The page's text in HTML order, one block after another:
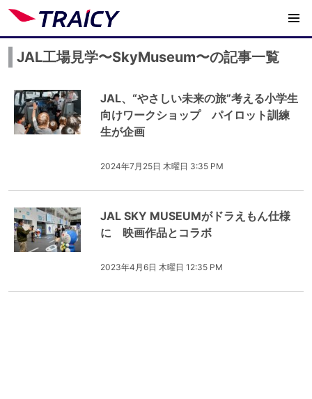
JAL工場見学〜SkyMuseum〜の記事一覧
JAL、“やさしい未来の旅”考える小学生
向けワークショップ パイロット訓練
生が企画
2024年7月25日 木曜日 3:35 PM
JAL SKY MUSEUMがドラえもん仕様
に 映画作品とコラボ
2023年4月6日 木曜日 12:35 PM